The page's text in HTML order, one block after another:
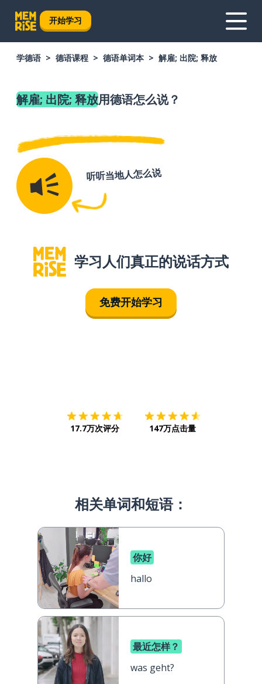
开始学习
学德语 德语课程 德语单词本 解雇; 出院; 释放
解雇; 出院; 释放用德语怎么说？
听听当地人怎么说
学习人们真正的说话方式
免费开始学习
17.7万次评分 147万点击量
相关单词和短语：
你好
hallo
最近怎样？
was geht?